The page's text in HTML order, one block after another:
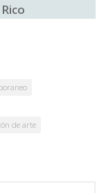
de arte